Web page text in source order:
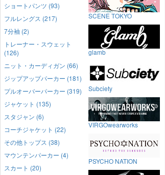
ショートパンツ (93)
フルレングス (217)
7分袖 (2)
トレーナー・スウェット
(126)
ニット・カーディガン (66)
ジップアップパーカー (181)
プルオーバーパーカー (319)
ジャケット (135)
スタジャン (6)
コーチジャケット (22)
その他トップス (38)
マウンテンパーカー (4)
スカート (20)
SCENE TOKYO
glamb
Subciety
VIRGOwearworks
PSYCHO NATION